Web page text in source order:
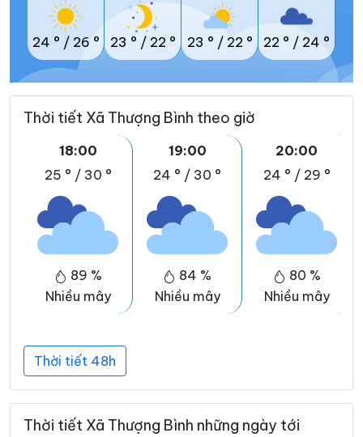
24 ° / 26 ° 23 ° / 22 ° 23 ° / 22 ° 22 ° / 24 °
Thời tiết Xã Thượng Bình theo giờ
18:00
25 ° / 30 °
89 %
Nhiều mây
19:00
24 ° / 30 °
84 %
Nhiều mây
20:00
24 ° / 29 °
80 %
Nhiều mây
Thời tiết 48h
Thời tiết Xã Thượng Bình những ngày tới